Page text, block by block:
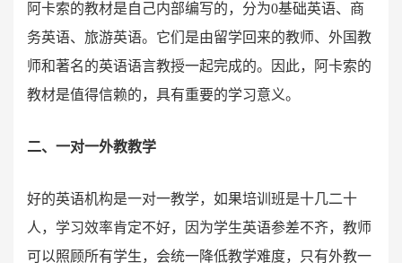
阿卡索的教材是自己内部编写的，分为0基础英语、商
务英语、旅游英语。它们是由留学回来的教师、外国教
师和著名的英语语言教授一起完成的。因此，阿卡索的
教材是值得信赖的，具有重要的学习意义。
二、一对一外教教学
好的英语机构是一对一教学，如果培训班是十几二十
人，学习效率肯定不好，因为学生英语参差不齐，教师
可以照顾所有学生，会统一降低教学难度，只有外教一